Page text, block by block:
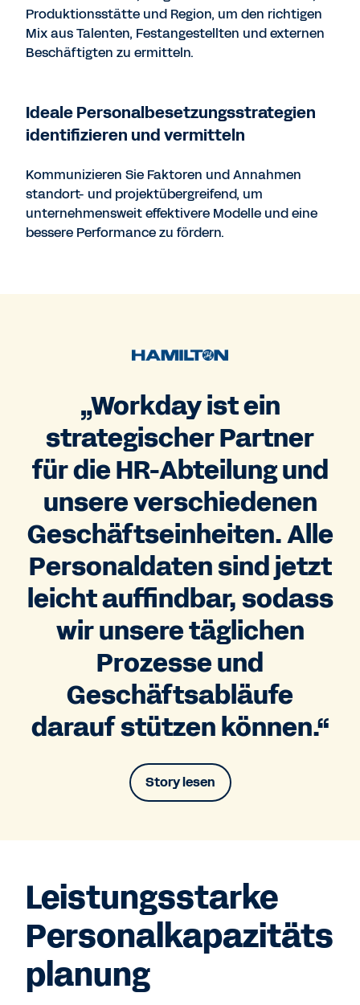
Produktionsstätte und Region, um den richtigen
Mix aus Talenten, Festangestellten und externen
Beschäftigten zu ermitteln.
Ideale Personalbesetzungsstrategien
identifizieren und vermitteln
Kommunizieren Sie Faktoren und Annahmen
standort- und projektübergreifend, um
unternehmensweit effektivere Modelle und eine
bessere Performance zu fördern.
„Workday ist ein
strategischer Partner
für die HR-Abteilung und
unsere verschiedenen
Geschäftseinheiten. Alle
Personaldaten sind jetzt
leicht auffindbar, sodass
wir unsere täglichen
Prozesse und
Geschäftsabläufe
darauf stützen können.“
Story lesen
Leistungsstarke
Personalkapazitäts
planung